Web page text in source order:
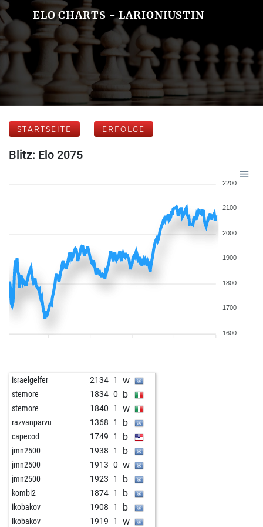
ELO CHARTS - LARIONIUSTIN
STARTSEITE ERFOLGE
Blitz: Elo 2075
2200
2100
2000
1900
1800
1700
1600
israelgelfer 2134 1 w
stemore 1834 0 b
stemore 1840 1 w
razvanparvu 1368 1 b
capecod 1749 1 b
jmn2500 1938 1 b
jmn2500 1913 0 w
jmn2500 1923 1 b
kombi2 1874 1 b
ikobakov 1908 1 b
ikobakov 1919 1 w